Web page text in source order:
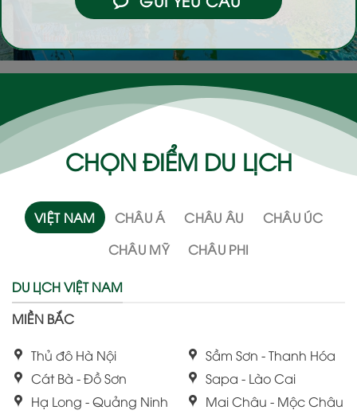
CHỌN ĐIỂM DU LỊCH
VIỆT NAM CHÂU Á CHÂU ÂU
CHÂU ÚC
CHÂU MỸ
CHÂU PHI
DU LỊCH VIỆT NAM
MIỀN BẮC
Thủ đô Hà Nội
Cát Bà - Đồ Sơn
Hạ Long - Quảng Ninh
Sầm Sơn - Thanh Hóa
Sapa - Lào Cai
Mai Châu - Mộc Châu